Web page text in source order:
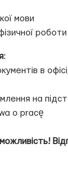
мови
роботи
:
в
на
o pracę